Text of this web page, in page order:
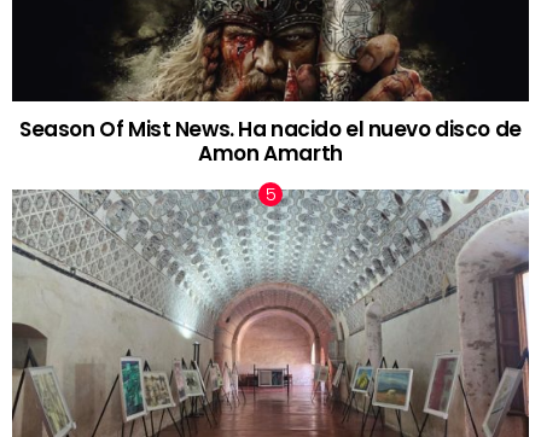
Season Of Mist News. Ha nacido el nuevo disco de
Amon Amarth